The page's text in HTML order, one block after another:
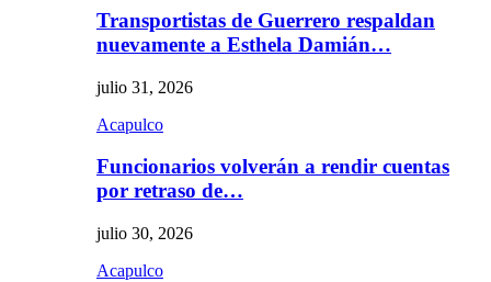
Transportistas de Guerrero respaldan
nuevamente a Esthela Damián…
julio 31, 2026
Acapulco
Funcionarios volverán a rendir cuentas
por retraso de…
julio 30, 2026
Acapulco